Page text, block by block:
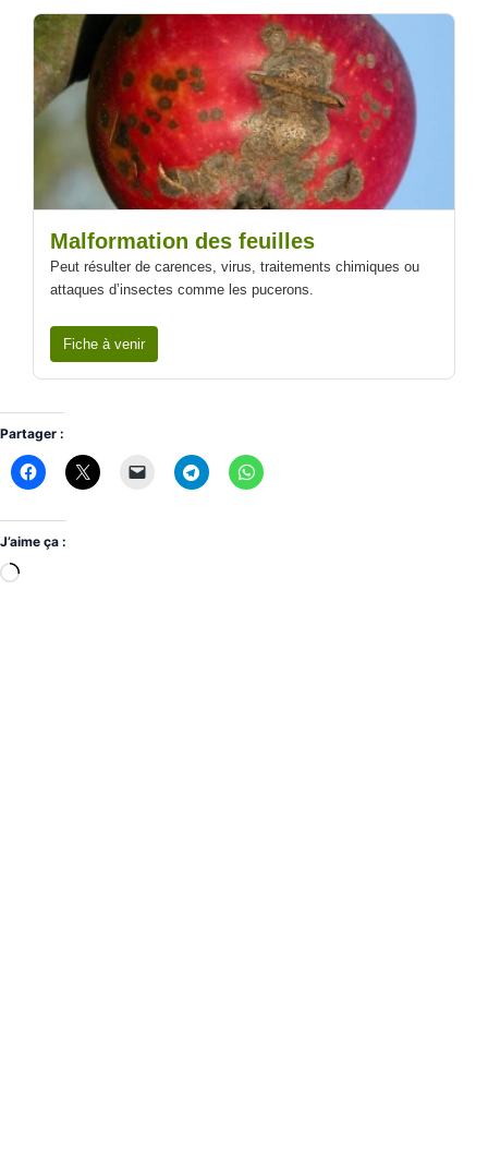
Malformation des feuilles
Peut résulter de carences, virus, traitements chimiques ou
attaques d’insectes comme les pucerons.
Fiche à venir
Partager :
J’aime ça :
Chargement…